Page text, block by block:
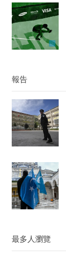
報告
最多人瀏覽